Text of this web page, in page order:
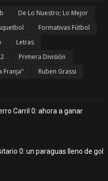
De Lo Nuestro; Lo Mejor
Formativas Fútbol
Letras
Primera División
Franja" Ruben Grassi
Carril 0: ahora a ganar
0: un paraguas lleno de gol